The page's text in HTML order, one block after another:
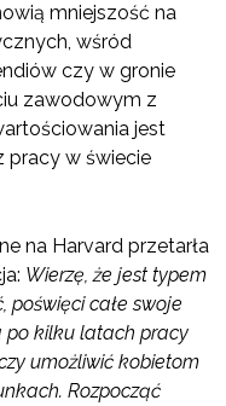
mniejszość na
wśród
czy w gronie
zawodowym z
jest
pracy w świecie
na Harvard przetarła
Wierzę, że jest typem
całe swoje
po kilku latach pracy
umożliwić kobietom
Rozpocząć